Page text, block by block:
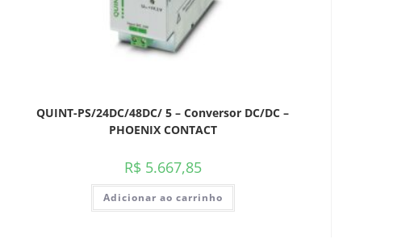
QUINT-PS/24DC/48DC/ 5 – Conversor DC/DC –
PHOENIX CONTACT
R$ 5.667,85
Adicionar ao carrinho